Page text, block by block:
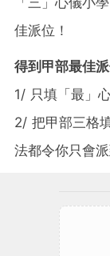
佳派位！
得到甲部最佳
1/ 只填「最」
2/ 把甲部三格
法都令你只會